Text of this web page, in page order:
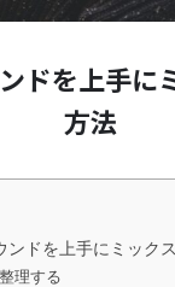
ドを上手に
方法
ンドを上手にミック
理する